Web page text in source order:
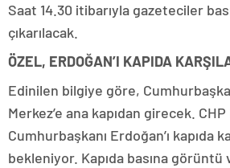
Saat 14.30 itibarıyla gazeteciler
çıkarılacak.
ÖZEL, ERDOĞAN’I KAPIDA
Edinilen bilgiye göre,
Merkez’e ana kapıdan girecek. CHP
Cumhurbaşkanı Erdoğan’ı kapıda
bekleniyor. Kapıda basına